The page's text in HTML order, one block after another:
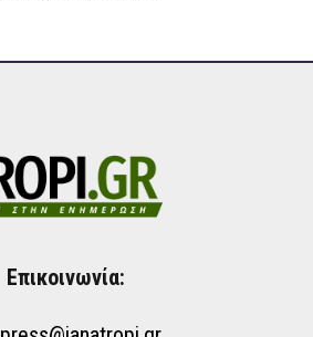
Επικοινωνία: